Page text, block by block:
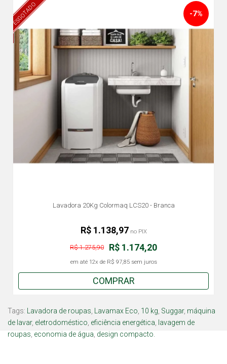
ESGOTADO
Lavadora 20Kg Colormaq LCS20 - Branca
-7%
R$ 1.174,20
R$ 1.275,90
em até 12x de R$ 97,85sem juros
R$ 1.138,97 no PIX
COMPRAR
Tags: Lavadora de roupas Lavamax Eco 10 kg Suggar, máquina
de lavar, eletrodoméstico eficiência energética
lavagem de
roupas economia de água design compacto.